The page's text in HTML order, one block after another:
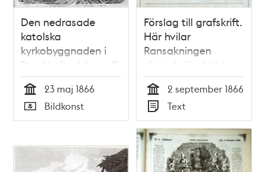
Den nedrasade
katolska
kyrkobyggnaden i
Stockholm. Litografi
i Illustrerad Tidning,
nr 22 den 2 juni
1866.
Tid
23 maj 1866
Typ
Bildkonst
Förslag till grafskrift.
Här hvilar
Ransakningen
rörande Katholska
kyrkotornets fall.
Notis i <i>Söndags-
Nisse – Illustreradt
Veckoblad för
Skämt, Humor och
Satir</i>, nr 36, den
2 september 1866
Tid
2 september 1866
Typ
Text